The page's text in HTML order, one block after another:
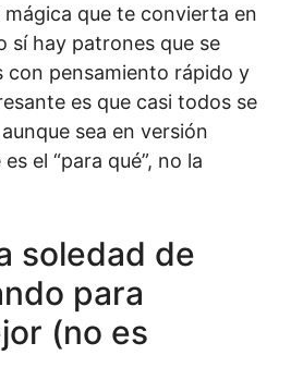
que te convierta en
sí hay patrones que se
con pensamiento rápido y
es que casi todos se
sea en versión
el “para qué”, no la
soledad de
para
(no es